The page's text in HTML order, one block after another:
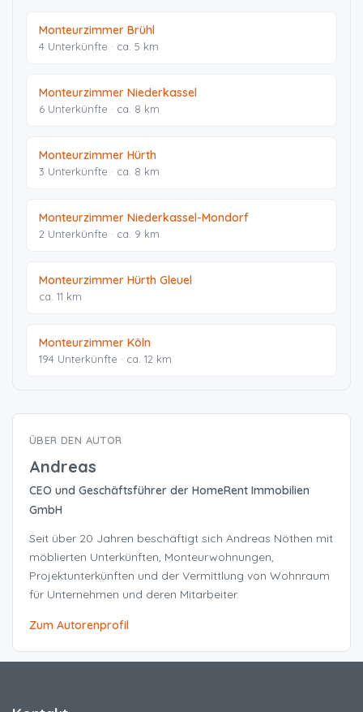
Monteurzimmer Brühl
4 Unterkünfte · ca. 5 km
Monteurzimmer Niederkassel
6 Unterkünfte · ca. 8 km
Monteurzimmer Hürth
3 Unterkünfte · ca. 8 km
Monteurzimmer Niederkassel-Mondorf
2 Unterkünfte · ca. 9 km
Monteurzimmer Hürth Gleuel
ca. 11 km
Monteurzimmer Köln
194 Unterkünfte · ca. 12 km
ÜBER DEN AUTOR
Andreas
CEO und Geschäftsführer der HomeRent Immobilien
GmbH
Seit über 20 Jahren beschäftigt sich Andreas Nöthen mit
möblierten Unterkünften, Monteurwohnungen,
Projektunterkünften und der Vermittlung von Wohnraum
für Unternehmen und deren Mitarbeiter.
Zum Autorenprofil